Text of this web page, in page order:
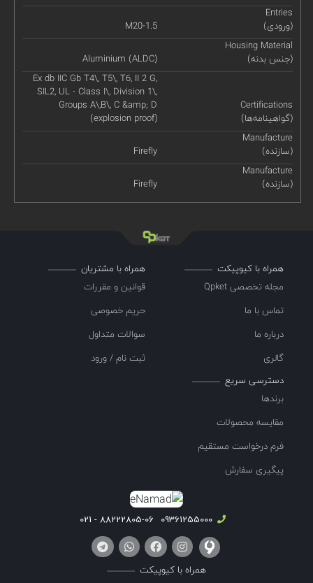
Entries
(ورودی)
M20-1.5
Housing Material
(جنس بدنه)
Aluminium (ALDC)
Certifications
(گواهینامه‌ها)
Ex db IIC Gb T4\, T5\, T6, II 2 G,
SIL2, UL - Class I\, Division 1\,
Groups A\,B\, C &amp; D
(explosion proof)
Manufacture
(سازنده)
Firefly
Manufacture
(سازنده)
Firefly
همراه با کیوپیکت
مجله تخصصی Qpket
تماس با ما
درباره ما
گالری
همراه با مشتریان
قوانین و مقررات
حریم خصوصی
سوالات متداول
ثبت نام / ورود
دسترسی سریع
برندها
مقایسه محصولات
فرم درخواست مستقیم
پیگیری سفارش
09361255000
88222805-06 - 021
همراه با کیوپیکت